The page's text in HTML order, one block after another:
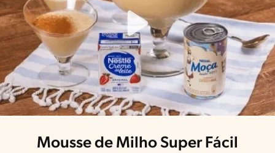
Mousse de Milho Super Fácil